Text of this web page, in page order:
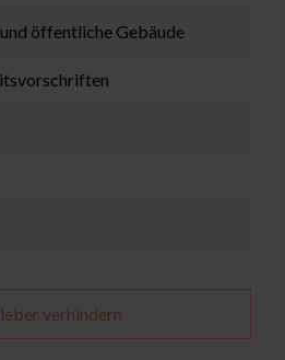
öffentliche Gebäude
verhindern